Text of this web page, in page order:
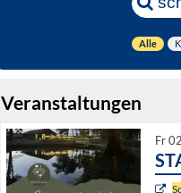
Alle
Veranstaltungen
Fr